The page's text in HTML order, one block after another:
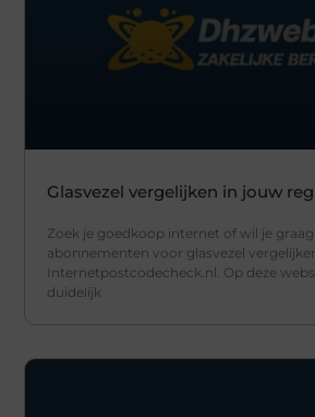
Glasvezel vergelijken in jouw
Zoek je goedkoop internet of wil je
abonnementen voor glasvezel
Internetpostcodecheck.nl. Op deze
duidelijk